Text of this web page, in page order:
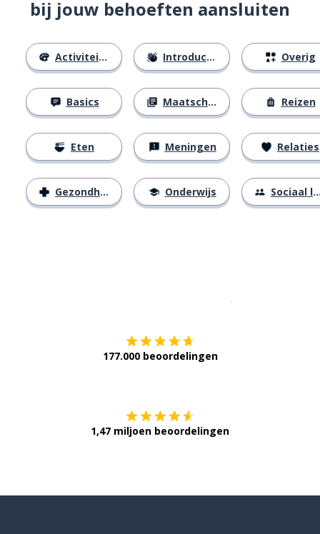
bij jouw behoeften aansluiten
Activiteiten
Basics
Eten
Gezondheid
Introducties
Maatschappij
Meningen
Onderwijs
Overig
Reizen
Relaties
Sociaal leven
177.000 beoordelingen
1,47 miljoen beoordelingen